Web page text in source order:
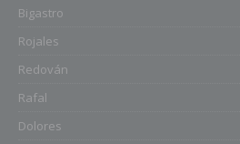
Bigastro
Rojales
Redován
Rafal
Dolores